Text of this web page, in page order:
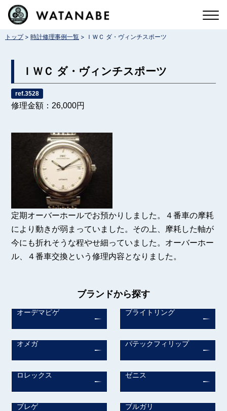
コ
テトップ> 時計修理事例一覧 > ＩＷＣ ダ・ヴィンチスポーツ
ＩＷＣ ダ・ヴィンチスポーツ
ref.3528
修理金額：26,000円
定期オーバーホールでお預かりしました。４番車の摩耗
により動きが弱まっていました。その上、摩耗した軸が
今にも折れそうな程やせ細っていました。オーバーホー
ル、４番車交換という修理内容となりました。
ブランドから探す
オーデマピゲ ブライトリング
オメガ パテックフィリップ
ロレックス ゼニス
ブレゲ ブルガリ